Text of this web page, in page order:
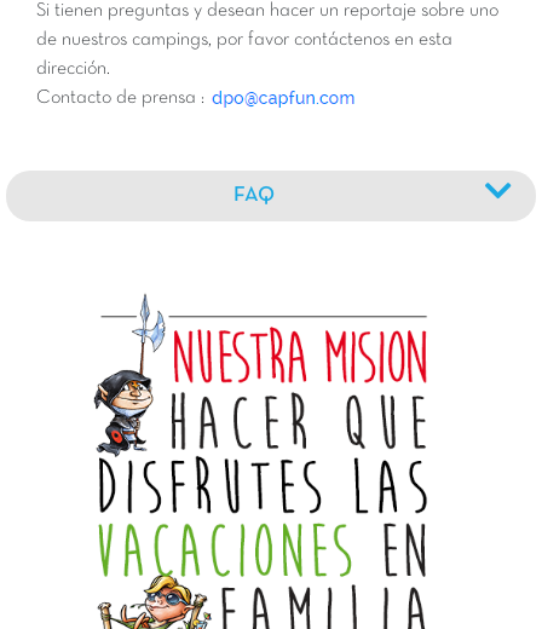
Si tienen preguntas y desean hacer un reportaje sobre uno
de nuestros campings, por favor contáctenos en esta
dirección.
Contacto de prensa :
FAQ